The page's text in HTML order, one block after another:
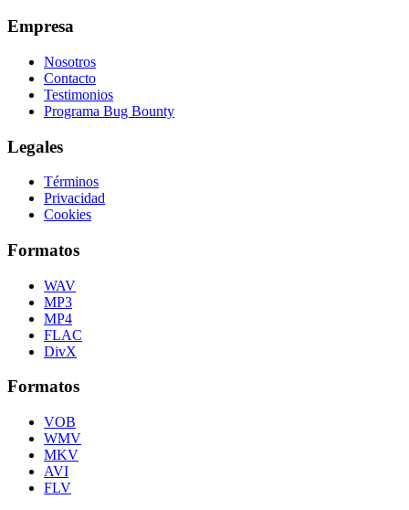
Empresa
Nosotros
Contacto
Testimonios
Programa Bug Bounty
Legales
Términos
Privacidad
Cookies
Formatos
WAV
MP3
MP4
FLAC
DivX
Formatos
VOB
WMV
MKV
AVI
FLV